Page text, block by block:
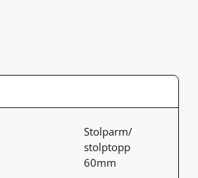
Stolparm/
stolptopp
60mm